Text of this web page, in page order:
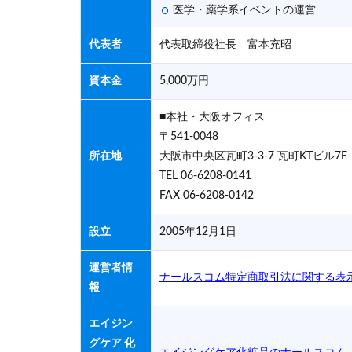
医学・薬学系イベントの運営
代表者 代表取締役社長 富本充昭
資本金 5,000万円
所在地
■本社・大阪オフィス
〒541-0048
大阪市中央区瓦町3-3-7 瓦町KTビル7F
TEL 06-6208-0141
FAX 06-6208-0142
設立 2005年12月1日
運営者情
報
ナールスコム特定商取引法に関する表
エイジン
グケア 化